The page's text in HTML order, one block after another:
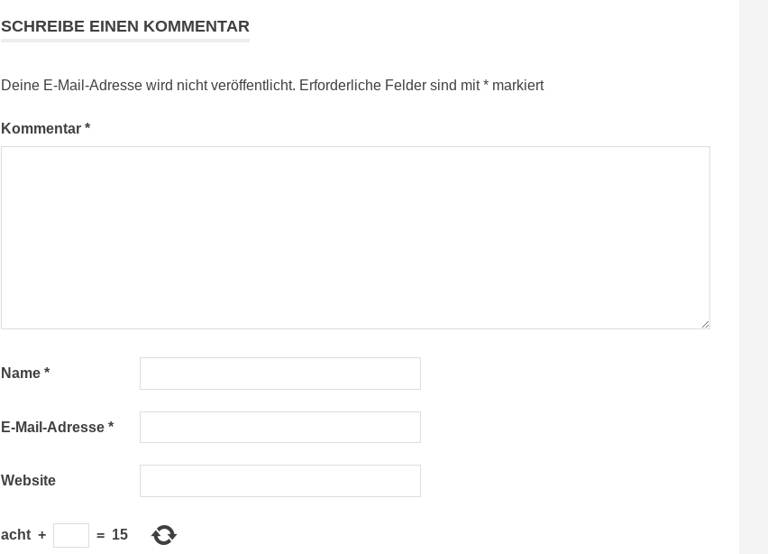
SCHREIBE EINEN KOMMENTAR
Deine E-Mail-Adresse wird nicht veröffentlicht. Erforderliche Felder sind mit*markiert
Kommentar *
Name *
E-Mail-Adresse *
Website
acht + = 15